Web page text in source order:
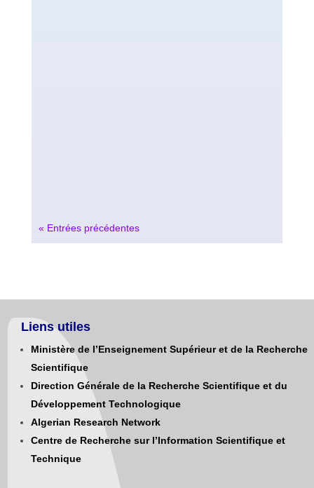
« Entrées précédentes
Liens utiles
Ministère de l’Enseignement Supérieur et de la Recherche
Scientifique
Direction Générale de la Recherche Scientifique et du
Développement Technologique
Algerian Research Network
Centre de Recherche sur l’Information Scientifique et
Technique